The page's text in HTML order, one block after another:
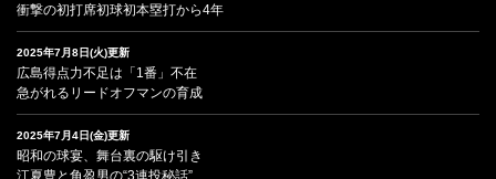
衝撃の初打席初球初本塁打から4年
2025年7月8日(火)更新
広島得点力不足は「1番」不在
急がれるリードオフマンの育成
2025年7月4日(金)更新
昭和の球宴、舞台裏の駆け引き
江夏豊と角盈男の“3連投秘話”